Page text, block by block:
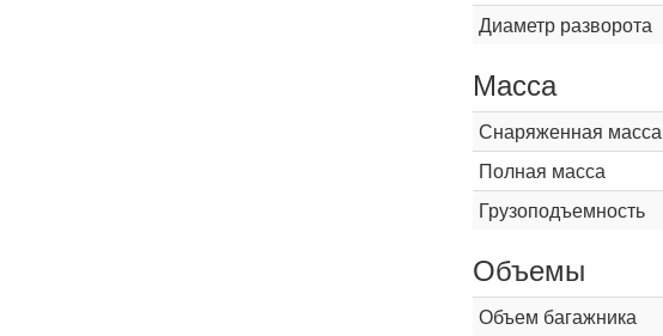
Диаметр разворота
Масса
Снаряженная масса
Полная масса
Грузоподъемность
Объемы
Объем багажника